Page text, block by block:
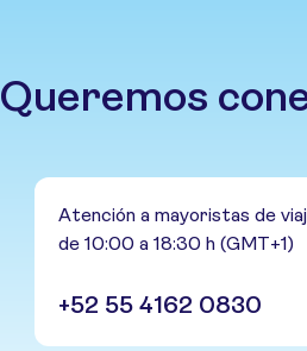
Queremos
Atención a mayoristas de
de 10:00 a 18:30 h (GMT+1)
+52 55 4162 0830